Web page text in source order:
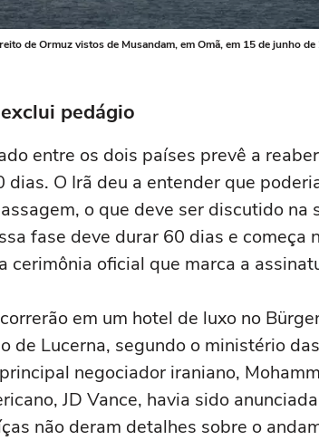
de Ormuz vistos de Musandam, em Omã, em 15 de junho de
pedágio
entre os dois países prevê a
dias. O Irã deu a entender que
o que deve ser discutido na
fase deve durar 60 dias e começa
cerimônia oficial que marca a
em um hotel de luxo no
de Lucerna, segundo o ministério
negociador iraniano,
JD Vance, havia sido
não deram detalhes sobre o